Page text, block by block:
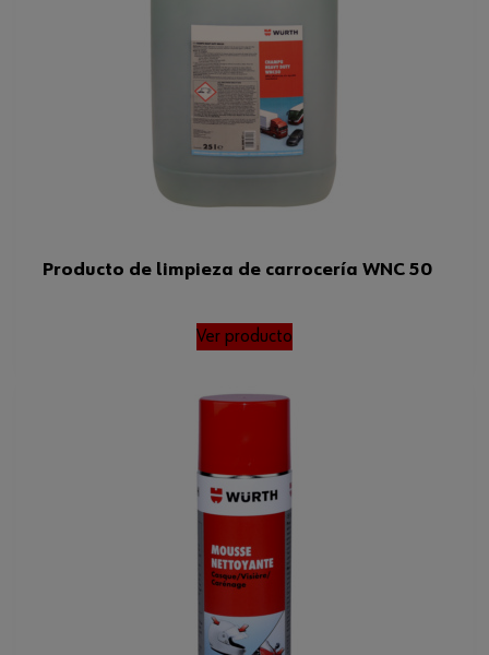
Producto de limpieza de carrocería WNC 50
Ver producto